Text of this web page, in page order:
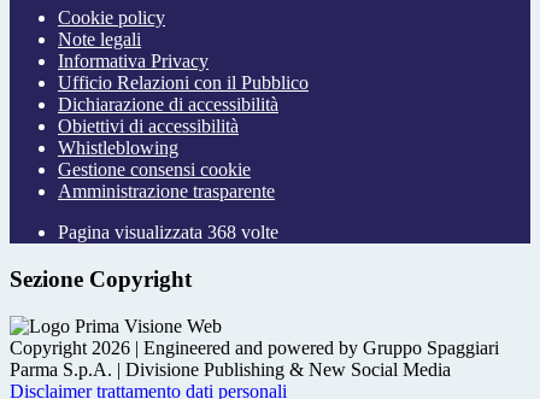
Cookie policy
Note legali
Informativa Privacy
Ufficio Relazioni con il Pubblico
Dichiarazione di accessibilità
Obiettivi di accessibilità
Whistleblowing
Gestione consensi cookie
Amministrazione trasparente
Pagina visualizzata 368 volte
Sezione Copyright
Copyright 2026 | Engineered and powered by Gruppo Spaggiari
Parma S.p.A. | Divisione Publishing & New Social Media
Disclaimer trattamento dati personali